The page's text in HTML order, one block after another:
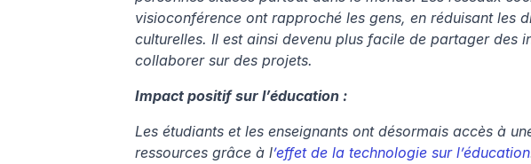
visioconférence ont rapproché les gens, en réduisant les
culturelles. Il est ainsi devenu plus facile de partager des
collaborer sur des projets.
Impact positif sur l’éducation :
Les étudiants et les enseignants ont désormais accès à
ressources grâce à l’effet de la technologie sur l’éducation